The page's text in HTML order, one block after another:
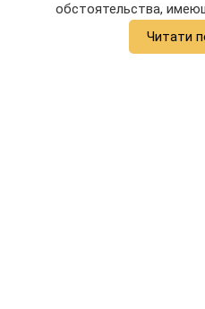
обстоятельства,
Читати